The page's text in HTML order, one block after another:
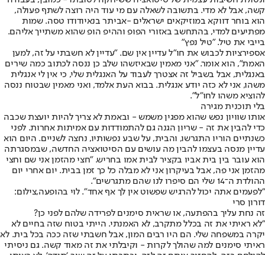
קשה, אבל לא מדי. בתשובה לשאלה עם מי עוד היה רוצה לשתף פעולה,
הוא בוחר דווקא במוזיקאים ישראלים -אביתר בנאיודודו טסה. שמות
מפתיעים למדי, בהתחשב באזורי הפופ וההיפ הופ שהוא משתייך אליהם.
בייבי את טיל. "טיל נפץ"
אספירציות לכבוש את חו"ל עדיין אין שם. "עדיין לא חשבתי על זה, למען
האמת", הוא אומר. "אני מאמין שבאיזשהו שלב כן ננסה לכתוב כמה שירים
באנגלית, אבל בשביל זה אצטרך לעבוד על האנגלית שלי, כי אין לי אנגלית
משהו, אני לא כזה יודע אנגלית. בבוא העת אלמד, ואני מאמין שבטוח ננסה
להוציא משהו לחו"ל".
בלי תוכנית מגירה
אותו שוויון נפש שהוא מפגין משמש - ובאמת לא צריך להיות יועצת שכבה
כדי להבין את זה - שריון הגנה גם להתמודדות עם אמיתות אחרות. לפני
כשנתיים הוריו התגרשו, והבית, על שבע נפשותיו, נחצה לשניים. היום הוא
עדיין מנסה בעצמו להבין מה עושים עם הסיטואציה החדשה, שבמסגרתה
הוא עובר בין בית אביו בקציר לבית אמו בחריש. "חצי מהזמן אני שם וחצי
מהזמן אני פה, אבל בעיקרון אני לא מבלה כל כך זמן בבית. יום אחרי יום
ההולדת ה־14 שלי הם סיפרו לנו שהם מתגרשים".
"לפעמים אתה יכול להרגיש שפשוט אין לך אף אחד". לוי בהופעה,צילום:
דורון סרי
זה נחת עליך בהפתעה, או שראית סימנים לפרידה שלהם לפני כן?
"לא ראיתי את זה בכלל מתקרב, לא האמנתי. הייתי בטוח שזה בחיים לא
יקרה במשפחה שלי. הם היו רבים המון, אבל חשבתי שזה ככה בכל בית. לא
ראיתי סימנים למה שהולך לקרות - וקיבלתי את זה מאוד קשה. גם ניסיתי